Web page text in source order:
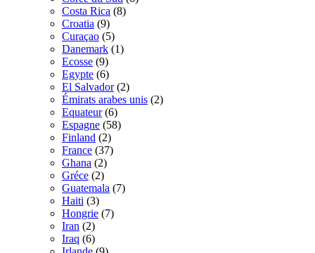
Costa Rica (8)
Croatia (9)
Curaçao (5)
Danemark (1)
Ecosse (9)
Egypte (6)
El Salvador (2)
Émirats arabes unis (2)
Equateur (6)
Espagne (58)
Finland (2)
France (37)
Ghana (2)
Gréce (2)
Guatemala (7)
Haiti (3)
Hongrie (7)
Iran (2)
Iraq (6)